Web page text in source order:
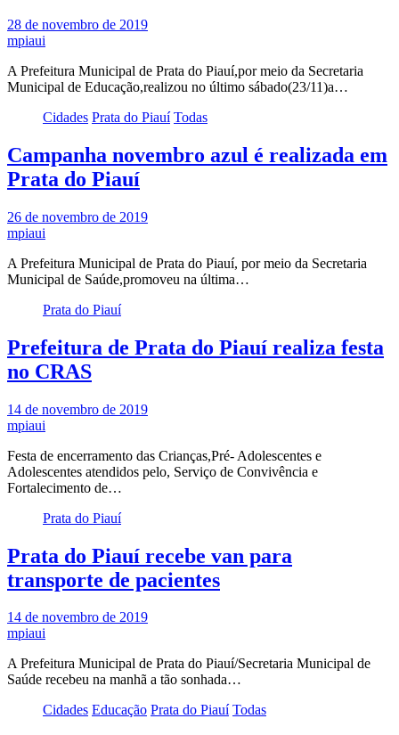
28 de novembro de 2019
mpiaui
A Prefeitura Municipal de Prata do Piauí,por meio da Secretaria
Municipal de Educação,realizou no último sábado(23/11)a…
Cidades Prata do Piauí Todas
Campanha novembro azul é realizada em
Prata do Piauí
26 de novembro de 2019
mpiaui
A Prefeitura Municipal de Prata do Piauí, por meio da Secretaria
Municipal de Saúde,promoveu na última…
Prata do Piauí
Prefeitura de Prata do Piauí realiza festa
no CRAS
14 de novembro de 2019
mpiaui
Festa de encerramento das Crianças,Pré- Adolescentes e
Adolescentes atendidos pelo, Serviço de Convivência e
Fortalecimento de…
Prata do Piauí
Prata do Piauí recebe van para
transporte de pacientes
14 de novembro de 2019
mpiaui
A Prefeitura Municipal de Prata do Piauí/Secretaria Municipal de
Saúde recebeu na manhã a tão sonhada…
Cidades Educação Prata do Piauí Todas